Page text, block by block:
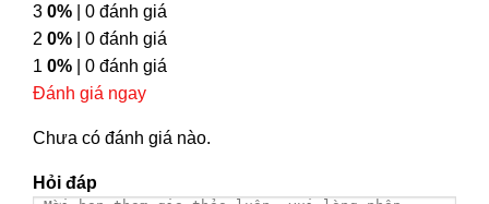
3 0% | 0 đánh giá
2 0% | 0 đánh giá
1 0% | 0 đánh giá
Đánh giá ngay
Chưa có đánh giá nào.
Hỏi đáp